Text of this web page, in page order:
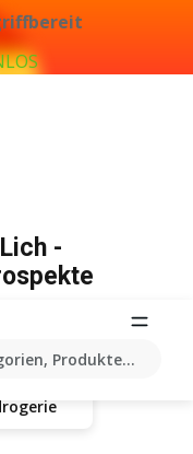
Produkten...
-